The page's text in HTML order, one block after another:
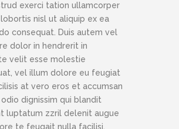
exerci tation ullamcorper
nisl ut aliquip ex ea
consequat. Duis autem vel
dolor in hendrerit in
velit esse molestie
vel illum dolore eu feugiat
at vero eros et accumsan
dignissim qui blandit
luptatum zzril delenit augue
te feugait nulla facilisi.